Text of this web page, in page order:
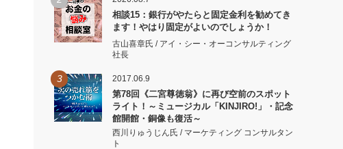
相談15：銀行がやたらと固定金利を勧めてき
ます！やはり固定がよいのでしょうか！
古山喜章氏 / アイ・シー・オーコンサルティング
社長
3 2017.06.9
第78回《二宮尊徳翁》に再び空前のスポット
ライト！～ミュージカル「KINJIRO!」・記念
館開館・銅像も復活～
西川りゅうじん氏 / マーケティング コンサルタン
ト